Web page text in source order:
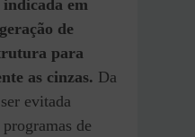
indicada em
de
para
as cinzas. Da
evitada
de